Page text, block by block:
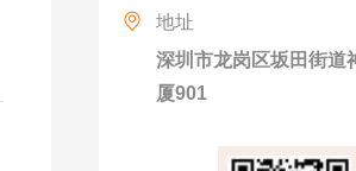
地址
深圳市龙岗区坂田街道
厦901